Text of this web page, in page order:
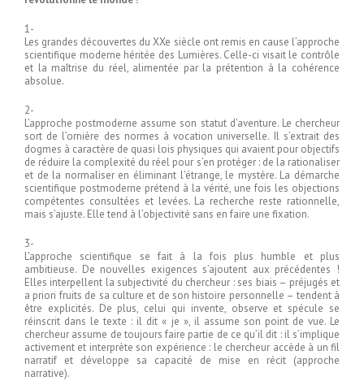
1-
Les grandes découvertes du XXe siècle ont remis en cause l’approche
scientifique moderne héritée des Lumières. Celle-ci visait le contrôle
et la maîtrise du réel, alimentée par la prétention à la cohérence
absolue.
2-
L’approche postmoderne assume son statut d’aventure. Le chercheur
sort de l’ornière des normes à vocation universelle. Il s’extrait des
dogmes à caractère de quasi lois physiques qui avaient pour objectifs
de réduire la complexité du réel pour s’en protéger : de la rationaliser
et de la normaliser en éliminant l’étrange, le mystère. La démarche
scientifique postmoderne prétend à la vérité, une fois les objections
compétentes consultées et levées. La recherche reste rationnelle,
mais s’ajuste. Elle tend à l’objectivité sans en faire une fixation.
3-
L’approche scientifique se fait à la fois plus humble et plus
ambitieuse. De nouvelles exigences s’ajoutent aux précédentes !
Elles interpellent la subjectivité du chercheur : ses biais – préjugés et
a priori fruits de sa culture et de son histoire personnelle – tendent à
être explicités. De plus, celui qui invente, observe et spécule se
réinscrit dans le texte : il dit « je », il assume son point de vue. Le
chercheur assume de toujours faire partie de ce qu’il dit : il s’implique
activement et interprète son expérience : le chercheur accède à un fil
narratif et développe sa capacité de mise en récit (approche
narrative).